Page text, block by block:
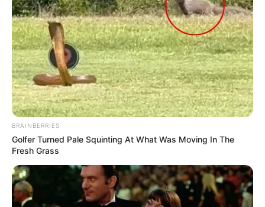
Hierzu gehören zum Beispiel die
Ausflugszielenund die schönsten Städtesowieeinmalige
und unverwechselbare Sehenswürdigkeiten
BRAINBERRIES
Golfer Turned Pale Squinting At What Was Moving In The
Fresh Grass